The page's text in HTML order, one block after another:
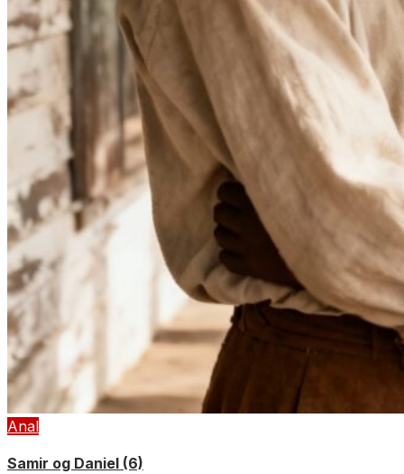
Anal
Samir og Daniel (6)